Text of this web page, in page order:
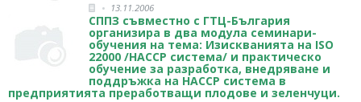
13.11.2006
СППЗ съвместно с ГТЦ-България
организира в два модула семинари-
обучения на тема: Изискванията на ISO
22000 /НАССР система/ и практическо
обучение за разработка, внедряване и
поддръжка на НАССР система в
предприятията преработващи плодове и зеленчуци.